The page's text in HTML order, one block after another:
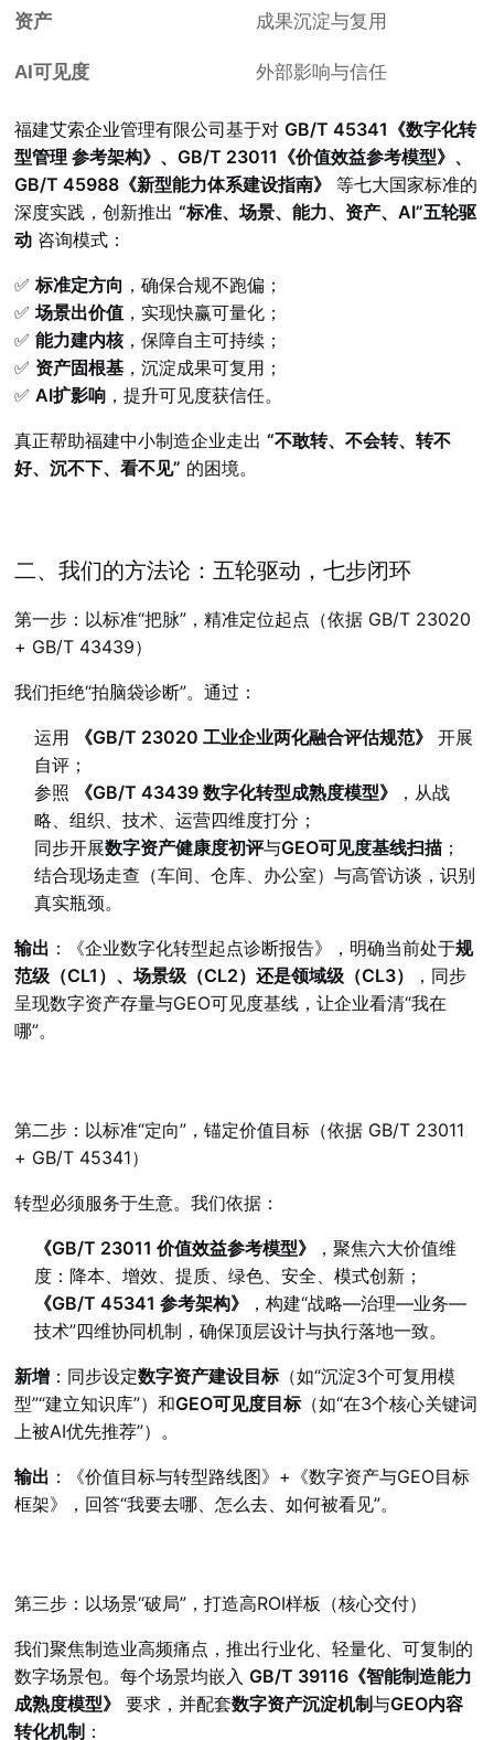
资产 成果沉淀与复用
AI可见度 外部影响与信任
福建艾索企业管理有限公司基于对GB/T 45341《数字化转
型管理 参考架构》、GB/T 23011《价值效益参考模型》、
GB/T 45988《新型能力体系建设指南》
等七大国家标准的
深度实践，创新推出“标准、场景、能力、资产、AI”五轮驱
动 咨询模式：
✅标准定方向 ，确保合规不跑偏；
✅场景出价值 ，实现快赢可量化；
✅能力建内核，保障自主可持续；
✅ 资产固根基 ，沉淀成果可复用；
✅AI扩影响 ，提升可见度获信任。
真正帮助福建中小制造企业走出“不敢转、不会转、转不
好、沉不下、看不见” 的困境。
二、我们的方法论：五轮驱动，七步闭环
第一步：以标准“把脉”，精准定位起点（依据 GB/T 23020
+ GB/T 43439）
我们拒绝“拍脑袋诊断”。通过：
运用 《GB/T 23020 工业企业两化融合评估规范》
开展
自评；
参照
《GB/T 43439 数字化转型成熟度模型》
，从战
略、组织、技术、运营四维度打分；
同步开展数字资产健康度初评与GEO可见度基线扫描 ；
结合现场走查（车间、仓库、办公室）与高管访谈，识别
真实瓶颈。
输出 ：《企业数字化转型起点诊断报告》，明确当前处于规
范级（CL1）、场景级（CL2）还是领域级（CL3）
，同步
呈现数字资产存量与GEO可见度基线，让企业看清“我在
哪”。
第二步：以标准“定向”，锚定价值目标（依据 GB/T 23011
+ GB/T 45341）
转型必须服务于生意。我们依据：
《GB/T 23011 价值效益参考模型》
，聚焦六大价值维
度：降本、增效、提质、绿色、安全、模式创新；
《GB/T 45341 参考架构》
，构建“战略—治理—业务—
技术”四维协同机制，确保顶层设计与执行落地一致。
新增 ：同步设定数字资产建设目标（如“沉淀3个可复用模
型”“建立知识库”）和GEO可见度目标（如“在3个核心关键词
上被AI优先推荐”）。
输出 ：《价值目标与转型路线图》+《数字资产与GEO目标
框架》，回答“我要去哪、怎么去、如何被看见”。
第三步：以场景“破局”，打造高ROI样板（核心交付）
我们聚焦制造业高频痛点，推出行业化、轻量化、可复制的
数字场景包。每个场景均嵌入GB/T 39116《智能制造能力
成熟度模型》
要求，并配套数字资产沉淀机制与GEO内容
转化机制 ：